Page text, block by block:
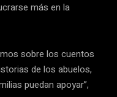
más en la
sobre los cuentos
de los abuelos,
puedan apoyar”,